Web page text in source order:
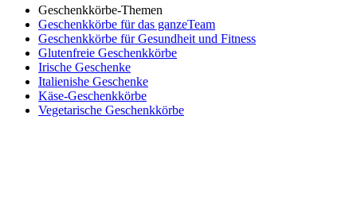
Geschenkkörbe-Themen
Geschenkkörbe für das ganzeTeam
Geschenkkörbe für Gesundheit und Fitness
Glutenfreie Geschenkkörbe
Irische Geschenke
Italienishe Geschenke
Käse-Geschenkkörbe
Vegetarische Geschenkkörbe